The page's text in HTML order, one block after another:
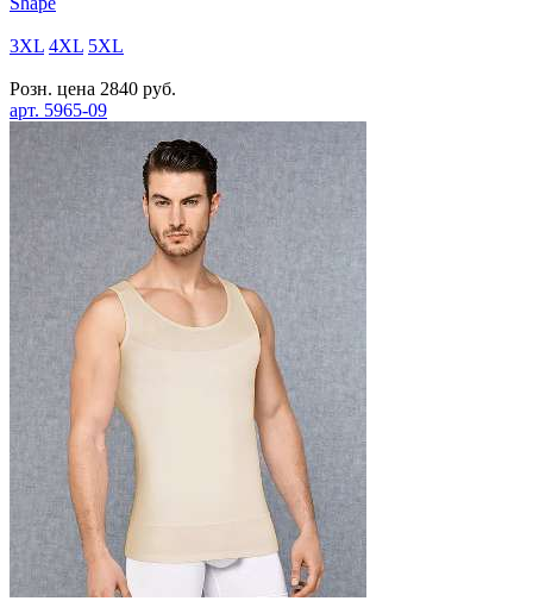
3XL 4XL 5XL
Розн. цена 2840 руб.
арт. 5965-09